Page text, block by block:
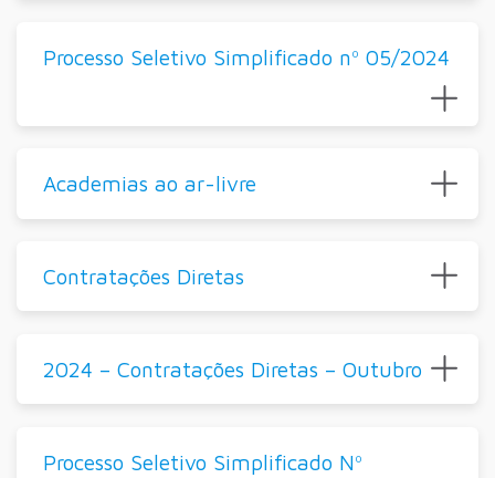
Processo Seletivo Simplificado nº 05/2024
Academias ao ar-livre
Contratações Diretas
2024 – Contratações Diretas – Outubro
Processo Seletivo Simplificado Nº